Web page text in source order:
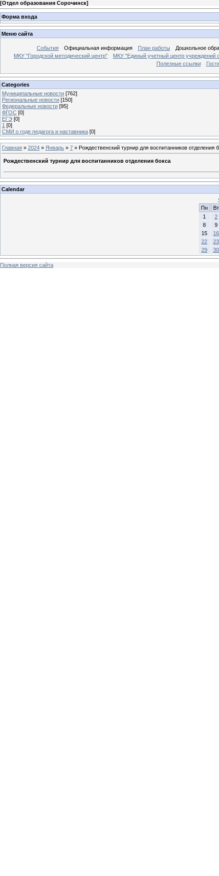
[Отдел образования Сорочинск]
Форма входа
Меню сайта
События Официальная информация План работы
Дошкольное
МКУ "Городской методический центр"
МКУ "Единый учетный центр учреждений
Полезные ссылки
Categories
Муниципальные новости [762]
Региональные новости [150]
Федеральные новости [95]
ФГОС [0]
ЕГЭ [0]
1 [0]
СМИ о годе педагога и наставника [0]
Главная » 2024 » Январь » 7 » Рождественский турнир для воспитанников отделения
Рождественский турнир для воспитанников отделения бокса
Calendar
Пн
Вт
1
2
8
9
15
16
22
23
29
30
Полная версия сайта